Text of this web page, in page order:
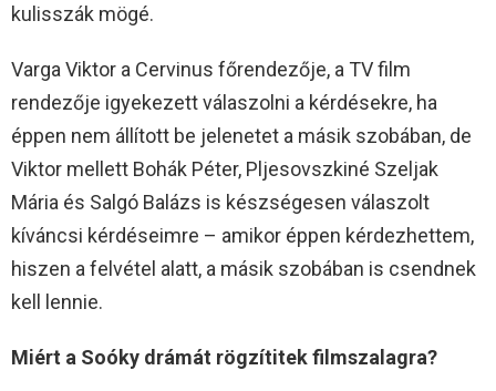
kulisszák mögé.
Varga Viktor a Cervinus főrendezője, a TV film
rendezője igyekezett válaszolni a kérdésekre, ha
éppen nem állított be jelenetet a másik szobában, de
Viktor mellett Bohák Péter, Pljesovszkiné Szeljak
Mária és Salgó Balázs is készségesen válaszolt
kíváncsi kérdéseimre – amikor éppen kérdezhettem,
hiszen a felvétel alatt, a másik szobában is csendnek
kell lennie.
Miért a Soóky drámát rögzítitek filmszalagra?